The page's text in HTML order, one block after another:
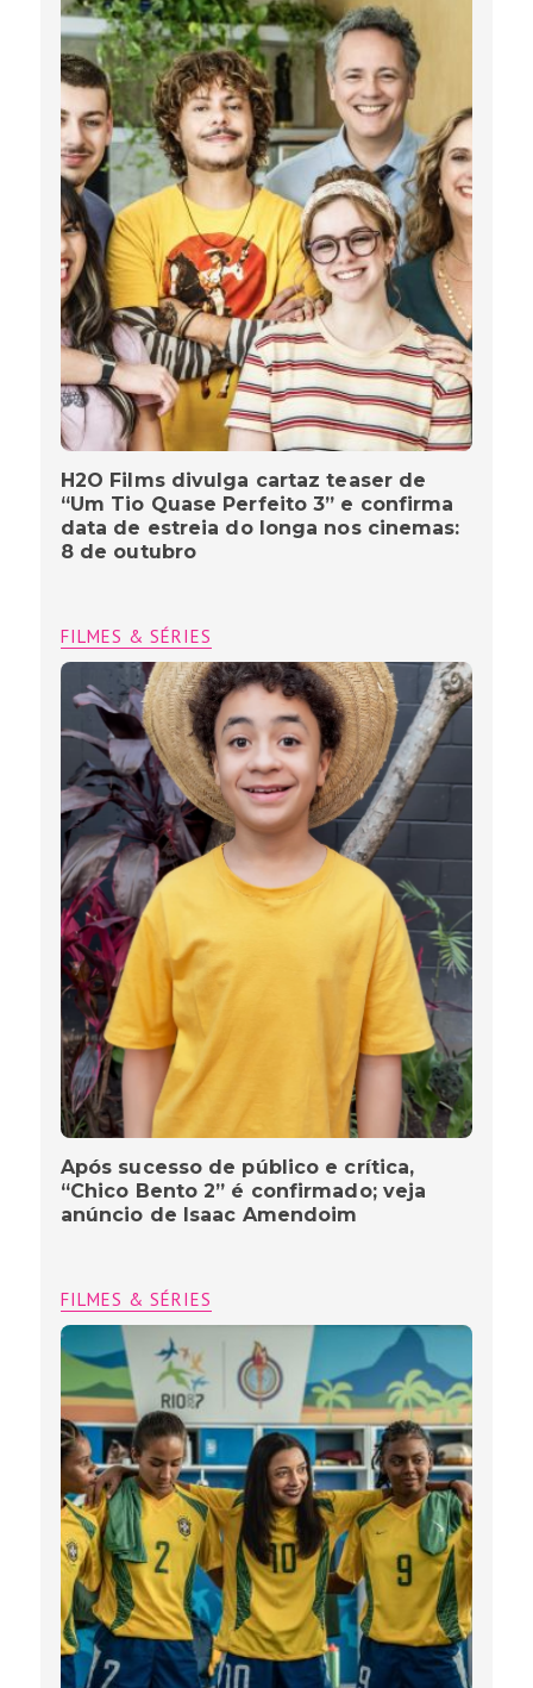
H2O Films divulga cartaz teaser de
“Um Tio Quase Perfeito 3” e confirma
data de estreia do longa nos cinemas:
8 de outubro
FILMES & SÉRIES
Após sucesso de público e crítica,
“Chico Bento 2” é confirmado; veja
anúncio de Isaac Amendoim
FILMES & SÉRIES